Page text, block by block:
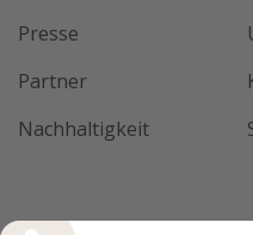
Presse
Partner
Nachhaltigkeit